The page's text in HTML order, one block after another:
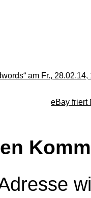
am Fr.,
eBay friert